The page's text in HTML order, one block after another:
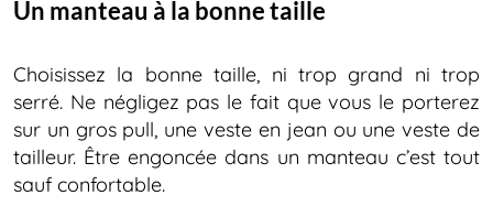
Un manteau à la bonne taille
Choisissez la bonne taille, ni trop grand ni trop
serré. Ne négligez pas le fait que vous le porterez
sur un gros pull, une veste en jean ou une veste de
tailleur. Être engoncée dans un manteau c’est tout
sauf confortable.